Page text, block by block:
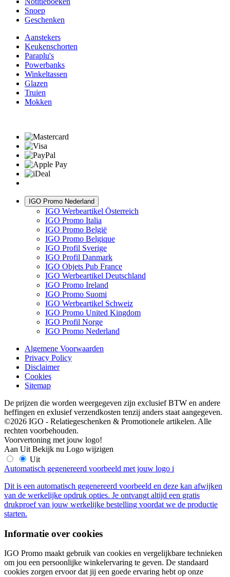
Snoep
Geschenken
Aanstekers
Keukenschorten
Paraplu's
Powerbanks
Winkeltassen
Glazen
Truien
Mokken
IGO Promo Nederland
IGO Werbeartikel Österreich
IGO Promo Italia
IGO Promo België
IGO Promo Belgique
IGO Profil Sverige
IGO Profil Danmark
IGO Objets Pub France
IGO Werbeartikel Deutschland
IGO Promo Ireland
IGO Promo Suomi
IGO Werbeartikel Schweiz
IGO Promo United Kingdom
IGO Profil Norge
IGO Promo Nederland
Algemene Voorwaarden
Privacy Policy
Disclaimer
Cookies
Sitemap
De prijzen die worden weergegeven zijn exclusief BTW en andere
heffingen en exlusief verzendkosten tenzij anders staat aangegeven.
©2026 IGO - Relatiegeschenken & Promotionele artikelen. Alle
rechten voorbehouden.
Voorvertoning met jouw logo!
Aan Uit Bekijk nu Logo wijzigen
Uit
Automatisch gegenereerd voorbeeld met jouw logo i
Dit is een automatisch gegenereerd voorbeeld en deze kan afwijken
van de werkelijke opdruk opties. Je ontvangt altijd een gratis
drukproef van jouw werkelijke bestelling voordat we de productie
starten.
Informatie over cookies
IGO Promo maakt gebruik van cookies en vergelijkbare technieken
om jou een persoonlijke winkelervaring te geven. De standaard
cookies zorgen ervoor dat jij een goede ervaring hebt op onze